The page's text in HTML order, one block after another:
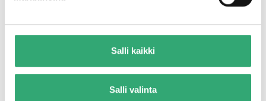
Salli kaikki
Salli valinta
Tritech Solutions:sta tuli osa Addtech-konsernia